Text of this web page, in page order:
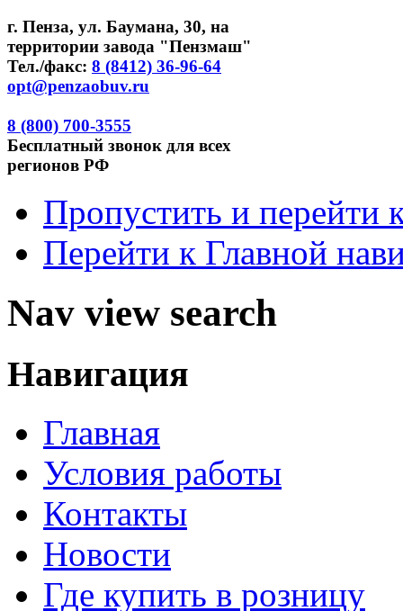
г. Пенза, ул. Баумана, 30, на
территории завода "Пензмаш"
Тел./факс: 8 (8412) 36-96-64
opt@penzaobuv.ru
8 (800) 700-3555
Бесплатный звонок для всех
регионов РФ
Пропустить и перейти
Перейти к Главной
Nav view search
Навигация
Главная
Условия работы
Контакты
Новости
Где купить в розницу